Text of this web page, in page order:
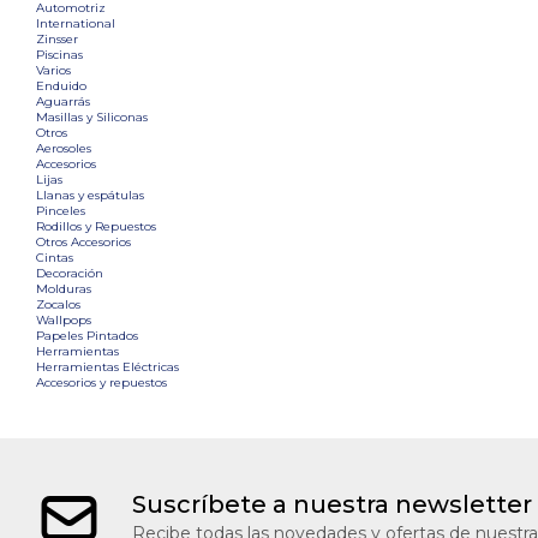
Automotriz
International
Zinsser
Piscinas
Varios
Enduido
Aguarrás
Masillas y Siliconas
Otros
Aerosoles
Accesorios
Lijas
Llanas y espátulas
Pinceles
Rodillos y Repuestos
Otros Accesorios
Cintas
Decoración
Molduras
Zocalos
Wallpops
Papeles Pintados
Herramientas
Herramientas Eléctricas
Accesorios y repuestos
Suscríbete a nuestra newsletter
Recibe todas las novedades y ofertas de